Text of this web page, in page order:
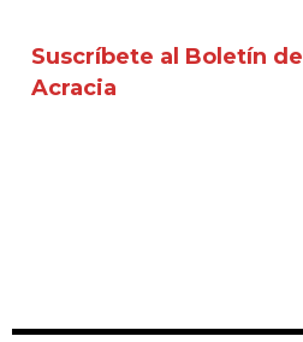
Suscríbete al Boletín de
Acracia